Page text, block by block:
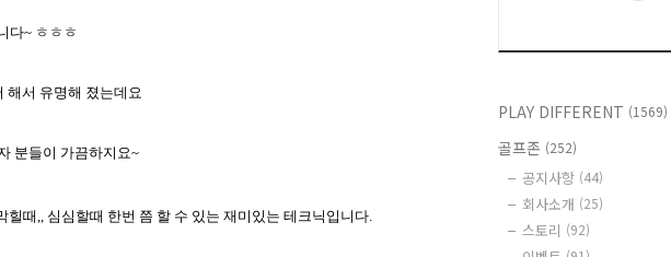
다~ ㅎㅎㅎ
해서 유명해 졌는데요
분들이 가끔하지요~
힐때,, 심심할때 한번 쯤 할 수 있는 재미있는 테크닉입니다.
PLAY DIFFERENT (1569)
골프존 (252)
공지사항 (44)
회사소개 (25)
스토리 (92)